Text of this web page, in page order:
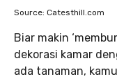
Source: Catesthill.com
Biar makin
dekorasi kamar
ada tanaman,